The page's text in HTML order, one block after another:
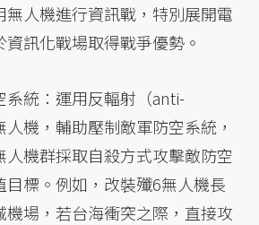
無人機進行資訊戰，特別展開電
訊化戰場取得戰爭優勢。
系統：運用反輻射（anti-
機，輔助壓制敵軍防空系統，
人機群採取自殺方式攻擊敵防空
目標。例如，改裝殲6無人機長
機場，若台海衝突之際，直接攻